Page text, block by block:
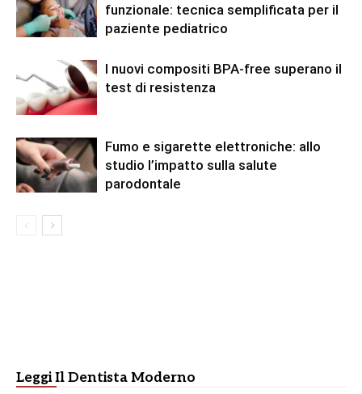
funzionale: tecnica semplificata per il
paziente pediatrico
I nuovi compositi BPA-free superano il
test di resistenza
Fumo e sigarette elettroniche: allo
studio l’impatto sulla salute
parodontale
Leggi Il Dentista Moderno